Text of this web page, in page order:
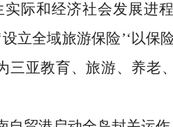
际和经济社会发展进
立全域旅游保险’‘以保
亚教育、旅游、养老